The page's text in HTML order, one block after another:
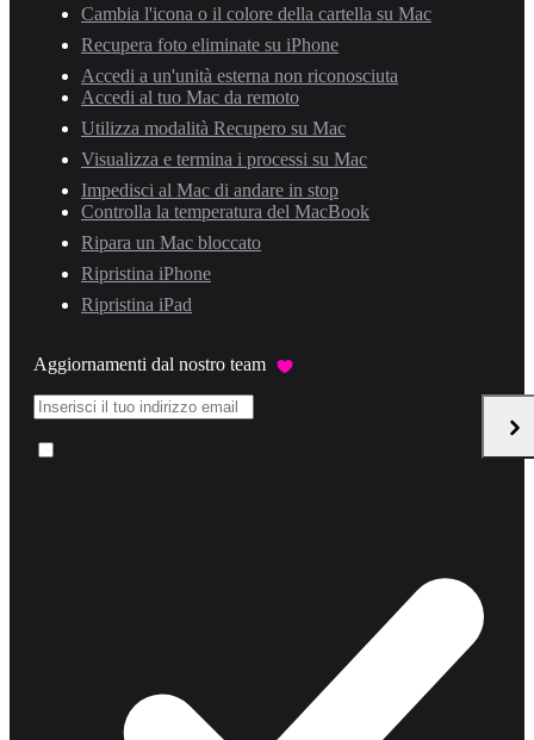
Cambia l'icona o il colore della cartella su Mac
Recupera foto eliminate su iPhone
Accedi a un'unità esterna non riconosciuta
Accedi al tuo Mac da remoto
Utilizza modalità Recupero su Mac
Visualizza e termina i processi su Mac
Impedisci al Mac di andare in stop
Controlla la temperatura del MacBook
Ripara un Mac bloccato
Ripristina iPhone
Ripristina iPad
Aggiornamenti dal nostro team